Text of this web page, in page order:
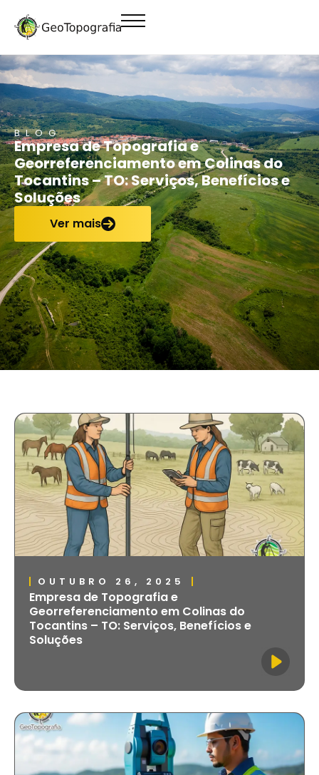
conteúdo
BLOG
Empresa de Topografia e
Georreferenciamento em Colinas do
Tocantins – TO: Serviços, Benefícios e
Soluções
Ver mais
OUTUBRO 26, 2025
Empresa de Topografia e
Georreferenciamento em Colinas do
Tocantins – TO: Serviços, Benefícios e
Soluções